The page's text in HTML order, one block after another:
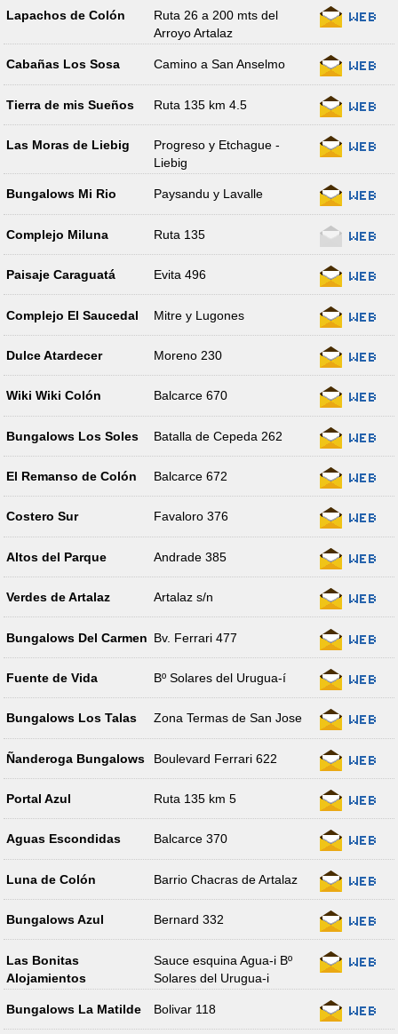
Lapachos de Colón
Ruta 26 a 200 mts del
Arroyo Artalaz
Cabañas Los Sosa Camino a San Anselmo
Tierra de mis Sueños Ruta 135 km 4.5
Las Moras de Liebig
Progreso y Etchague -
Liebig
Bungalows Mi Rio Paysandu y Lavalle
Complejo Miluna Ruta 135
Paisaje Caraguatá Evita 496
Complejo El Saucedal Mitre y Lugones
Dulce Atardecer Moreno 230
Wiki Wiki Colón Balcarce 670
Bungalows Los Soles Batalla de Cepeda 262
El Remanso de Colón Balcarce 672
Costero Sur Favaloro 376
Altos del Parque Andrade 385
Verdes de Artalaz Artalaz s/n
Bungalows Del Carmen Bv. Ferrari 477
Fuente de Vida Bº Solares del Urugua-í
Bungalows Los Talas Zona Termas de San Jose
Ñanderoga Bungalows Boulevard Ferrari 622
Portal Azul Ruta 135 km 5
Aguas Escondidas Balcarce 370
Luna de Colón Barrio Chacras de Artalaz
Bungalows Azul Bernard 332
Las Bonitas
Alojamientos
Sauce esquina Agua-i Bº
Solares del Urugua-i
Bungalows La Matilde Bolivar 118